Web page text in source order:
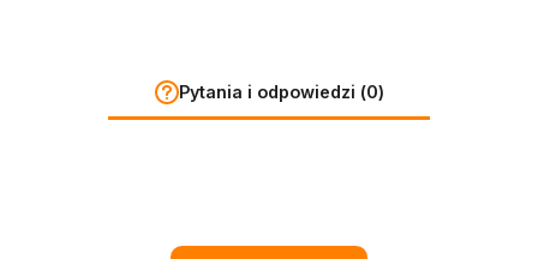
Pytania i odpowiedzi (0)